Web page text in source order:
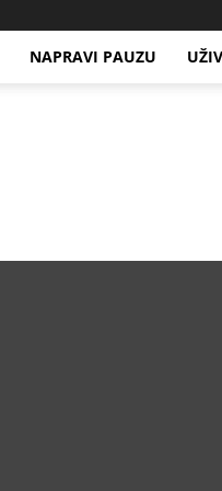
NAPRAVI PAUZU